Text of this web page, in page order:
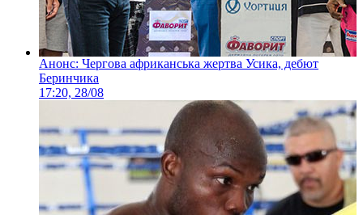
Анонс: Чергова африканська жертва Усика, дебют
Беринчика
17:20, 28/08